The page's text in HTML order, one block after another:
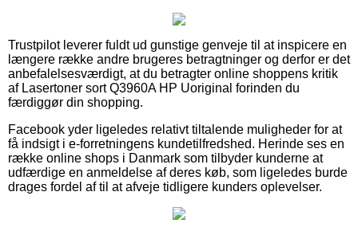
Trustpilot leverer fuldt ud gunstige genveje til at inspicere en
længere række andre brugeres betragtninger og derfor er det
anbefalelsesværdigt, at du betragter online shoppens kritik
af Lasertoner sort Q3960A HP Uoriginal forinden du
færdiggør din shopping.
Facebook yder ligeledes relativt tiltalende muligheder for at
få indsigt i e-forretningens kundetilfredshed. Herinde ses en
række online shops i Danmark som tilbyder kunderne at
udfærdige en anmeldelse af deres køb, som ligeledes burde
drages fordel af til at afveje tidligere kunders oplevelser.